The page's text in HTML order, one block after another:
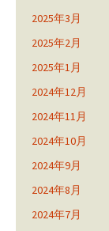
2025年3月
2025年2月
2025年1月
2024年12月
2024年11月
2024年10月
2024年9月
2024年8月
2024年7月